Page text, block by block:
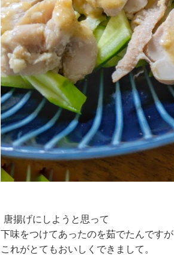
唐揚げにしようと思って
下味をつけてあったのを茹でたんですが
これがとてもおいしくできまして。